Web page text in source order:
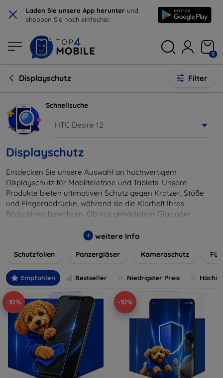
× Laden Sie unsere App herunter und
shoppen Sie noch einfacher.
0
Displayschutz Filter
Schnellsuche
HTC Desire 12
Displayschutz
Entdecken Sie unsere Auswahl an hochwertigem
Displayschutz für Mobiltelefone und Tablets. Unsere
Produkte bieten ultimativen Schutz gegen Kratzer, Stöße
und Fingerabdrücke, während sie die Klarheit Ihres
Bildschirms bewahren. Ob aus gehärtetem Glas oder
installieren und passgenau für jedes Gerät, um eine
wertvolles Gerät mit unseren langlebigen und zuverlässigen
digitales Erlebnis.
weitere Info
Schutzfolien Panzergläser Kameraschutz
Empfohlen Bestseller Niedrigster Preis
-10% -10%